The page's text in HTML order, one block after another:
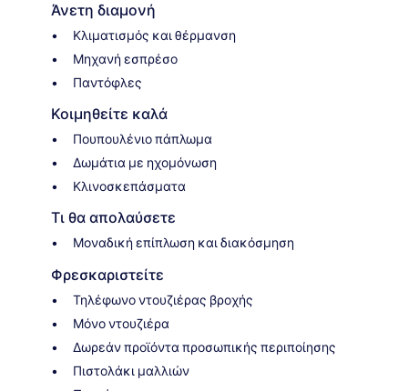
Άνετη διαμονή
Κλιματισμός και θέρμανση
Μηχανή εσπρέσο
Παντόφλες
Κοιμηθείτε καλά
Πουπουλένιο πάπλωμα
Δωμάτια με ηχομόνωση
Κλινοσκεπάσματα
Τι θα απολαύσετε
Μοναδική επίπλωση και διακόσμηση
Φρεσκαριστείτε
Τηλέφωνο ντουζιέρας βροχής
Μόνο ντουζιέρα
Δωρεάν προϊόντα προσωπικής περιποίησης
Πιστολάκι μαλλιών